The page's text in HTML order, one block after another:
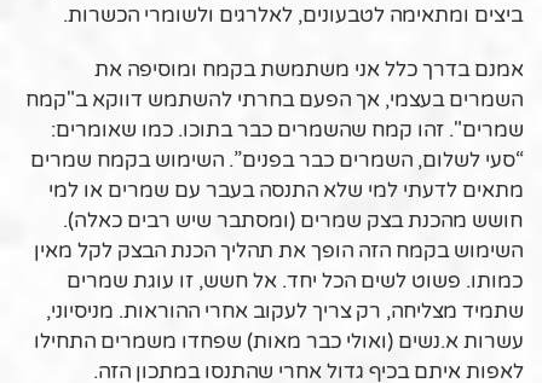
ביצים ומתאימה לטבעונים, לאלרגים ולשומרי הכשרות.
אמנם בדרך כלל אני משתמשת בקמח ומוסיפה את
השמרים בעצמי, אך הפעם בחרתי להשתמש דווקא ב"קמח
שמרים". זהו קמח שהשמרים כבר בתוכו. כמו שאומרים:
“סעי לשלום, השמרים כבר בפנים”. השימוש בקמח שמרים
מתאים לדעתי למי שלא התנסה בעבר עם שמרים או למי
חושש מהכנת בצק שמרים (ומסתבר שיש רבים כאלה).
השימוש בקמח הזה הופך את תהליך הכנת הבצק לקל מאין
כמותו. פשוט לשים הכל יחד. אל חשש, זו עוגת שמרים
שתמיד מצליחה, רק צריך לעקוב אחרי ההוראות. מניסיוני,
עשרות א.נשים (ואולי כבר מאות) שפחדו משמרים התחילו
לאפות איתם בכיף גדול אחרי שהתנסו במתכון הזה.